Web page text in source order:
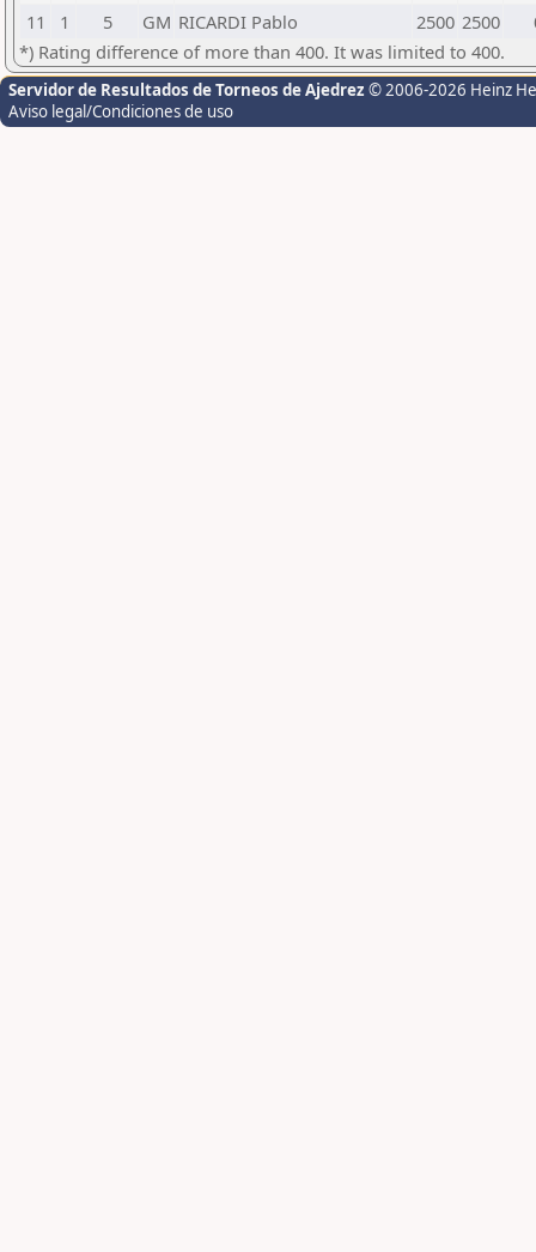
11
1 5 GM RICARDI Pablo 2500 2500
*) Rating difference of more than 400. It was limited to 400.
Servidor de Resultados de Torneos de Ajedrez © 2006-2026 Heinz
Aviso legal/Condiciones de uso